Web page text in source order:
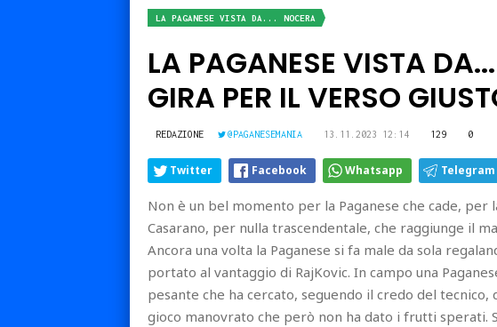
LA PAGANESE VISTA DA... NOCERA
LA PAGANESE VISTA
GIRA PER IL VERSO
REDAZIONE @PAGANESEMANIA 13.11.2023 12:14 129 0
Twitter Facebook Whatsapp Telegram
Non è un bel momento per la Paganese che cade, per
Casarano, per nulla trascendentale, che raggiunge il
Ancora una volta la Paganese si fa male da sola
portato al vantaggio di RajKovic. In campo una
pesante che ha cercato, seguendo il credo del
gioco manovrato che però non ha dato i frutti sperati.